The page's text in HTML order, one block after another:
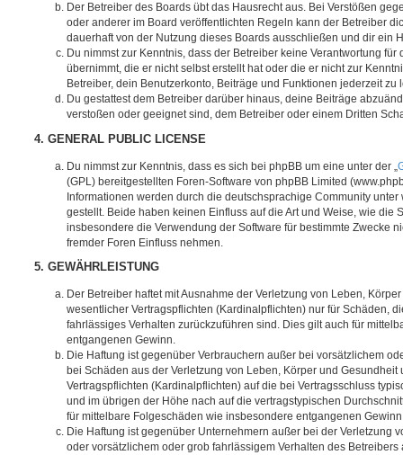
Der Betreiber des Boards übt das Hausrecht aus. Bei Verstößen
oder anderer im Board veröffentlichten Regeln kann der Betreiber
dauerhaft von der Nutzung dieses Boards ausschließen und dir ein
Du nimmst zur Kenntnis, dass der Betreiber keine Verantwortung für
übernimmt, die er nicht selbst erstellt hat oder die er nicht zur
Betreiber, dein Benutzerkonto, Beiträge und Funktionen jederzeit zu
Du gestattest dem Betreiber darüber hinaus, deine Beiträge
verstoßen oder geeignet sind, dem Betreiber oder einem Dritten
4. GENERAL PUBLIC LICENSE
Du nimmst zur Kenntnis, dass es sich bei phpBB um eine unter der „
(GPL) bereitgestellten Foren-Software von phpBB Limited
Informationen werden durch die deutschsprachige Community unter
gestellt. Beide haben keinen Einfluss auf die Art und Weise, wie die
insbesondere die Verwendung der Software für bestimmte Zwecke
fremder Foren Einfluss nehmen.
5. GEWÄHRLEISTUNG
Der Betreiber haftet mit Ausnahme der Verletzung von Leben,
wesentlicher Vertragspflichten (Kardinalpflichten) nur für Schäden,
fahrlässiges Verhalten zurückzuführen sind. Dies gilt auch für
entgangenen Gewinn.
Die Haftung ist gegenüber Verbrauchern außer bei vorsätzlichem
bei Schäden aus der Verletzung von Leben, Körper und
Vertragspflichten (Kardinalpflichten) auf die bei Vertragsschluss
und im übrigen der Höhe nach auf die vertragstypischen
für mittelbare Folgeschäden wie insbesondere entgangenen
Die Haftung ist gegenüber Unternehmern außer bei der Verletzung
oder vorsätzlichem oder grob fahrlässigem Verhalten des Betreibers